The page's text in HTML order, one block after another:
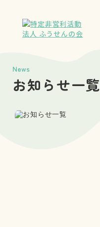
News
お知らせ一覧